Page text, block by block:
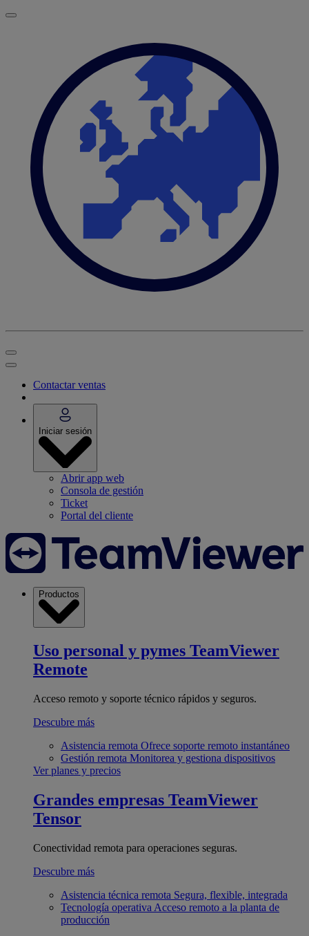
Contactar ventas
Iniciar sesión
Abrir app web
Consola de gestión
Ticket
Portal del cliente
Productos
Uso personal y pymes TeamViewer
Remote
Acceso remoto y soporte técnico rápidos y seguros.
Descubre más
Asistencia remota Ofrece soporte remoto instantáneo
Gestión remota Monitorea y gestiona dispositivos
Ver planes y precios
Grandes empresas TeamViewer
Tensor
Conectividad remota para operaciones seguras.
Descubre más
Asistencia técnica remota Segura, flexible, integrada
Tecnología operativa Acceso remoto a la planta de
producción